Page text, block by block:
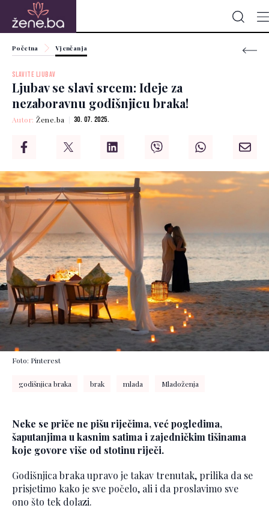
Početna Vjenčanja
SLAVITE LJUBAV
Ljubav se slavi srcem: Ideje za
nezaboravnu godišnjicu braka!
Autor:Žene.ba 30. 07. 2025.
Foto: Pinterest
godišnjica braka brak mlada Mladoženja
Neke se priče ne pišu riječima, već pogledima,
šaputanjima u kasnim satima i zajedničkim tišinama
koje govore više od stotinu riječi.
Godišnjica braka upravo je takav trenutak, prilika da se
prisjetimo kako je sve počelo, ali i da proslavimo sve
ono što tek dolazi.